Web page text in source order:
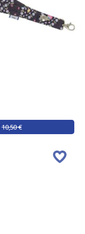
10,50 €